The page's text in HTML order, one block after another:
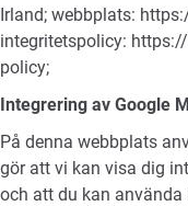
Irland; webbplats:
integritetspolicy:
policy;
Integrering av Google
På denna webbplats
gör att vi kan visa dig
och att du kan